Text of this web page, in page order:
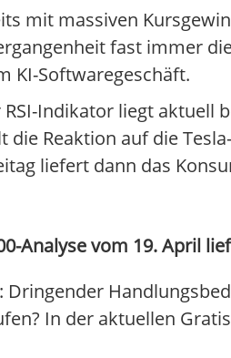
mit massiven
fast immer
KI-Softwaregeschäft.
Indikator liegt aktuell
Reaktion auf die
liefert dann das
Analyse vom 19. April
In der aktuellen